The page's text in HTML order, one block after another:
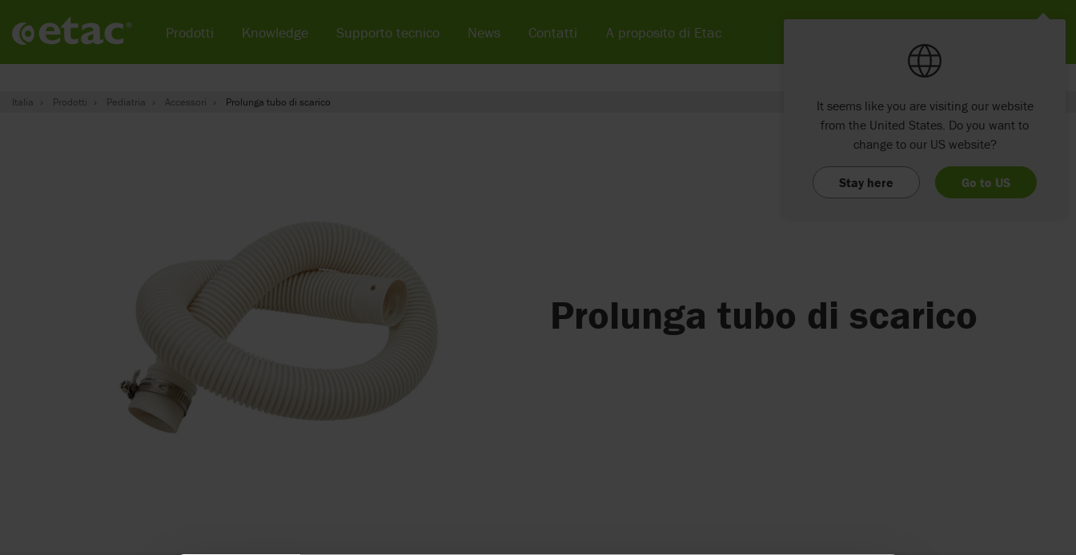
Italia Prodotti Pediatria Accessori Prolunga tubo di scarico
Prolunga tubo di scarico
Prodotti Knowledge Supporto tecnico News Contatti A proposito di Etac
It seems like you are visiting our website
from the United States. Do you want to
change to our US website?
Stay here Go to US